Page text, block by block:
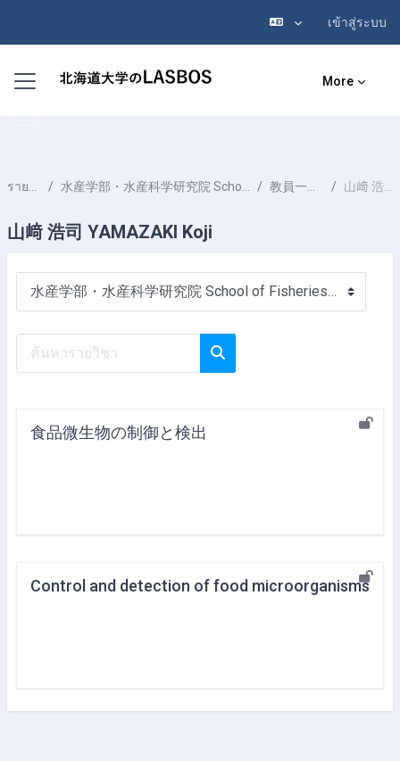
เข้าสู่ระบบ
Side panel More
รายวิชาทั้งหมด 水産学部・水産科学研究院 School of Fisheries Sciences & Faculty of Fisheries Sciences 教員一覧 List of Professors 山﨑 浩司 YAMAZAKI Koji
山﨑 浩司 YAMAZAKI Koji
ประเภทของรายวิชา
ค้นหารายวิชา
食品微生物の制御と検出
Control and detection of food microorganisms